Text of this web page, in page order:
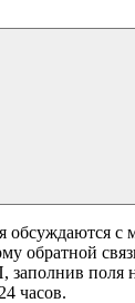
обсуждаются
обратной
заполнив поля
часов.